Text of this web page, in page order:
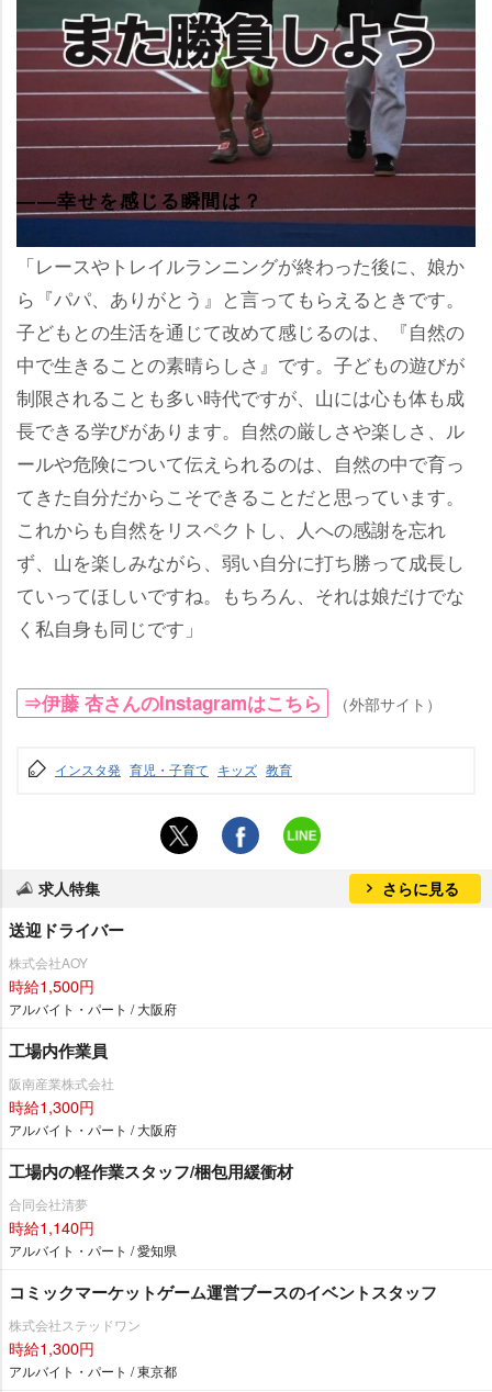
――幸せを感じる瞬間は？
「レースやトレイルランニングが終わった後に、娘か
ら『パパ、ありがとう』と言ってもらえるときです。
子どもとの生活を通じて改めて感じるのは、『自然の
中で生きることの素晴らしさ』です。子どもの遊びが
制限されることも多い時代ですが、山には心も体も成
長できる学びがあります。自然の厳しさや楽しさ、ル
ールや危険について伝えられるのは、自然の中で育っ
てきた自分だからこそできることだと思っています。
これからも自然をリスペクトし、人への感謝を忘れ
ず、山を楽しみながら、弱い自分に打ち勝って成長し
ていってほしいですね。もちろん、それは娘だけでな
く私自身も同じです」
⇒伊藤 杏さんのInstagramはこちら （外部サイト）
インスタ発 育児・子育て キッズ 教育
求人特集 さらに見る
送迎ドライバー
株式会社AOY
時給1,500円
アルバイト・パート / 大阪府
工場内作業員
阪南産業株式会社
時給1,300円
アルバイト・パート / 大阪府
工場内の軽作業スタッフ/梱包用緩衝材
合同会社清夢
時給1,140円
アルバイト・パート / 愛知県
コミックマーケットゲーム運営ブースのイベントスタッフ
株式会社ステッドワン
時給1,300円
アルバイト・パート / 東京都